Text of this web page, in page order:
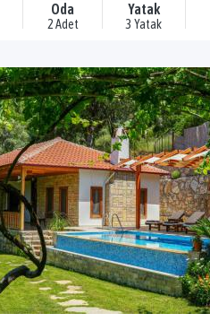
Oda
2 Adet
Yatak
3 Yatak